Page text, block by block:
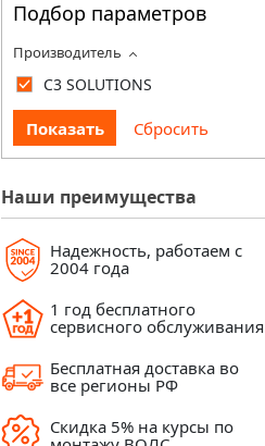
Подбор параметров
Производитель
C3 SOLUTIONS
Наши преимущества
Надежность, работаем с
2004 года
1 год бесплатного
сервисного обслуживания
Бесплатная доставка во
все регионы РФ
Скидка 5% на курсы по